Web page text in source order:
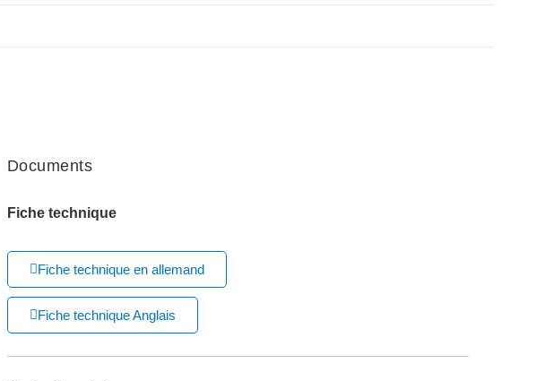
Documents
Fiche technique
Fiche technique en allemand
Fiche technique Anglais